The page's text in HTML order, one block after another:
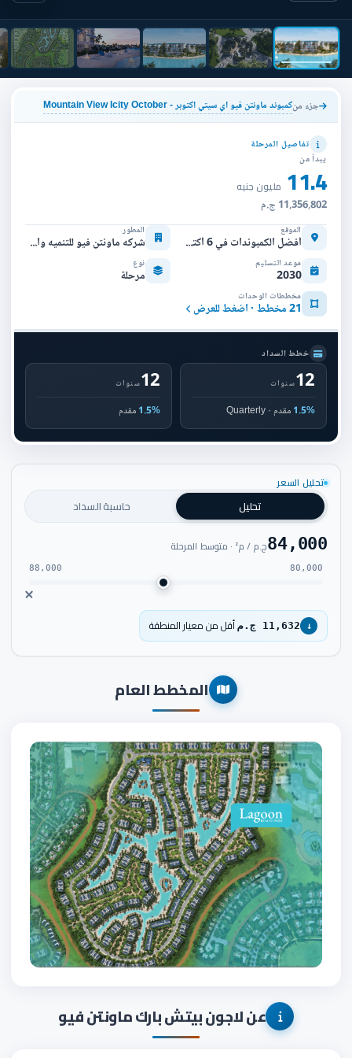
جزء منكمبوند ماونتن فيو اي سيتي اكتوبر - Mountain View Icity October
تفاصيل المرحلة
يبدأ من
11.4 مليون جنيه
11,356,802 ج.م
الموقع
أفضل الكمبوندات في 6 أكتوبر
المطور
شركه ماونتن فيو للتنميه والاستثمار العقاري
موعد التسليم
2030
نوع
مرحلة
مخططات الوحدات
21 مخطط · اضغط للعرض
خطط السداد
12سنوات
1.5%مقدم · Quarterly
12سنوات
1.5%مقدم
تحليل السعر
تحليل حاسبة السداد
84,000ج.م / م² · متوسط المرحلة
80,000
88,000
↓ 11,632 ج.م أقل من معيار المنطقة
المخطط العام
عن لاجون بيتش بارك ماونتن فيو